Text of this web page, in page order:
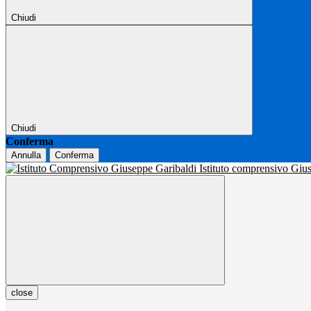
Chiudi
Chiudi
Conferma
Annulla Conferma
Istituto comprensivo
close